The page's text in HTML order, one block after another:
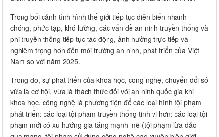
Trong bối cảnh tình hình thế giới tiếp tục diễn biến nhanh
chóng, phức tạp, khó lường, các vấn đề an ninh truyền thống và
phi truyền thống tiếp tục tác động, ảnh hưởng trực tiếp và
nghiêm trọng hơn đến môi trường an ninh, phát triển của Việt
Nam so với năm 2025.
Trong đó, sự phát triển của khoa học, công nghệ, chuyển đổi số
vừa là cơ hội, vừa là thách thức đối với an ninh quốc gia khi
khoa học, công nghệ là phương tiện để các loại hình tội phạm
phát triển; các loại tội phạm truyền thống tinh vi hơn; các loại tội
phạm mới có xu hướng gia tăng mạnh mẽ (tội phạm lừa đảo